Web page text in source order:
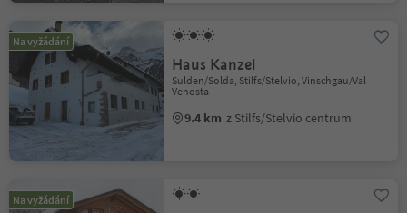
Na vyžádání
Haus Kanzel
Sulden/Solda, Stilfs/Stelvio, Vinschgau/Val
Venosta
9.4 km z Stilfs/Stelvio centrum
Na vyžádání